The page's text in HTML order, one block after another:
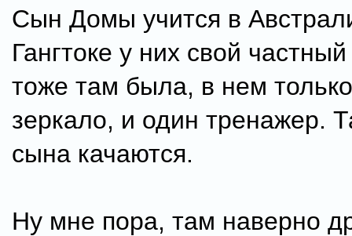
Сын Домы учится в
Гангтоке у них свой
тоже там была, в нем
зеркало, и один тренажер.
сына качаются.
Ну мне пора, там наверно